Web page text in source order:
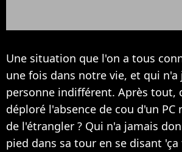
Une situation que l'on a tous
une fois dans notre vie, et qui n'a
personne indifférent. Après tout,
déploré l'absence de cou d'un PC
de l'étrangler ? Qui n'a jamais
pied dans sa tour en se disant